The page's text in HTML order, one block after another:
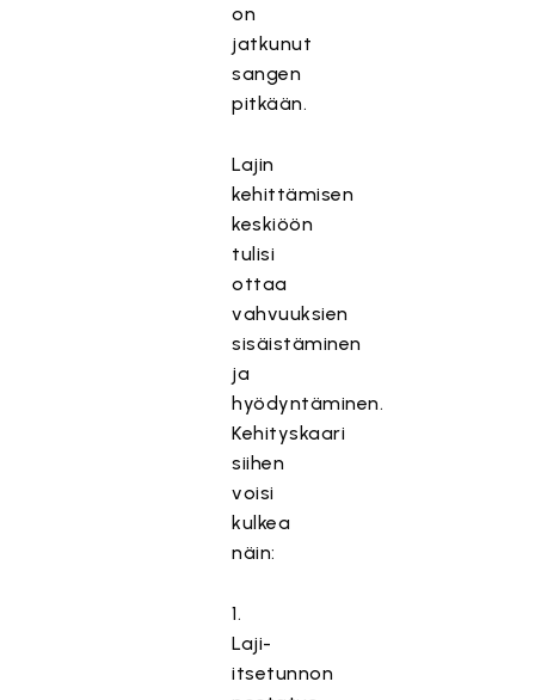
on
jatkunut
sangen
pitkään.
Lajin
kehittämisen
keskiöön
tulisi
ottaa
vahvuuksien
sisäistäminen
ja
hyödyntäminen.
Kehityskaari
siihen
voisi
kulkea
näin:
1.
Laji-
itsetunnon